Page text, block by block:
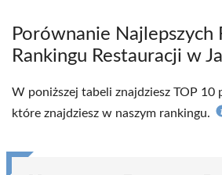
Porównanie Najlepszych
Rankingu Restauracji w
W poniższej tabeli znajdziesz TOP 10
które znajdziesz w naszym rankingu.